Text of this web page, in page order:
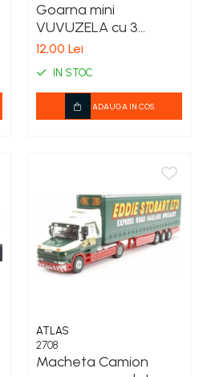
Goarna mini
VUVUZELA cu 3
sunete - se poate
12,00 Lei
IN STOC
ADAUGA IN COS
ATLAS
2708
Macheta Camion